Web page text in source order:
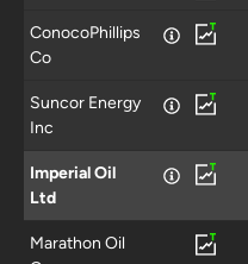
ConocoPhillips
Co
Suncor Energy
Inc
Imperial Oil
Ltd
Marathon Oil